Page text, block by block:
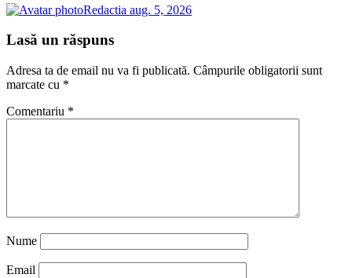
Redactia aug. 5, 2026
Lasă un răspuns
Adresa ta de email nu va fi publicată. Câmpurile obligatorii sunt
marcate cu *
Comentariu *
Nume
Email